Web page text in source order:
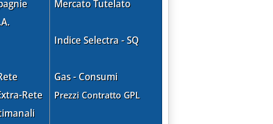
Rete
Mercato Tutelato
Indice Selectra - SQ
Gas - Consumi
Prezzi Contratto GPL